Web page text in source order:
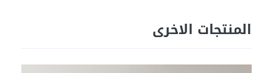
المنتجات الاخرى